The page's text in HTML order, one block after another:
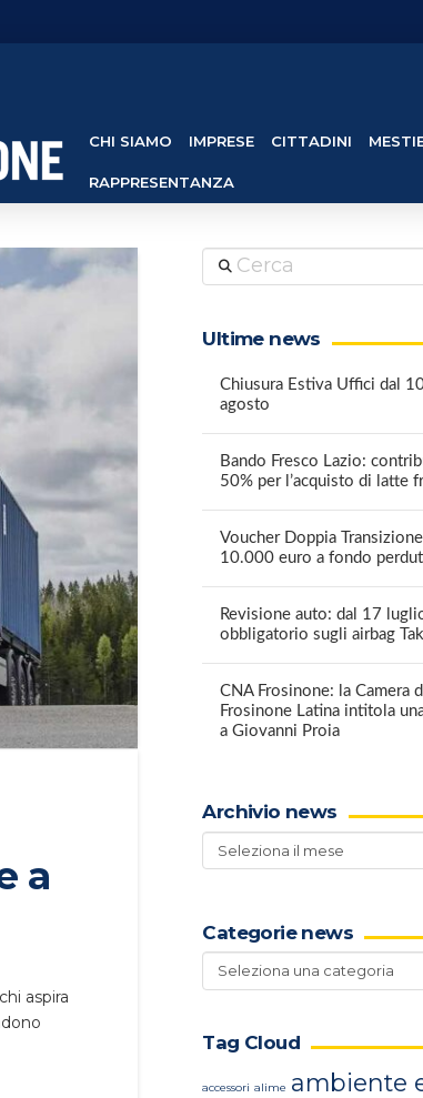
CHI SIAMO IMPRESE CITTADINI
RAPPRESENTANZA
a
aspira
Cerca
Ultime news
Chiusura Estiva Uffici dal
agosto
Bando Fresco Lazio:
50% per l’acquisto di latte
Voucher Doppia
10.000 euro a fondo
Revisione auto: dal 17
obbligatorio sugli airbag
CNA Frosinone: la Camera
Frosinone Latina intitola
a Giovanni Proia
Archivio news
Archivio
news
Categorie news
Categorie
news
Tag Cloud
accessori alime ambiente